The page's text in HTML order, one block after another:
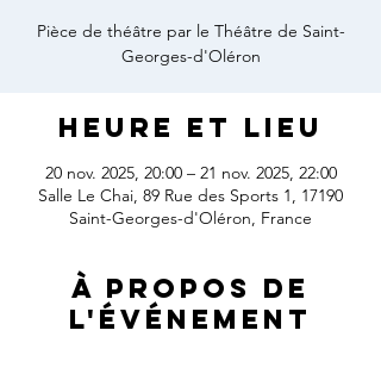
Pièce de théâtre par le Théâtre de Saint-
Georges-d'Oléron
Heure et lieu
20 nov. 2025, 20:00 – 21 nov. 2025, 22:00
Salle Le Chai, 89 Rue des Sports 1, 17190
Saint-Georges-d'Oléron, France
À propos de
l'événement